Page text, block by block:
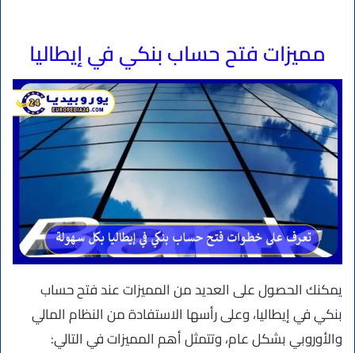
مميزات فتح حساب بنكي في إيطاليا
يمكنك الحصول على العديد من المميزات عند فتح حساب
بنكي في إيطاليا، وعلى رأسها الاستفادة من النظام المالي
والأوروبي بشكل عام، وتتمثل أهم المميزات في التالي: